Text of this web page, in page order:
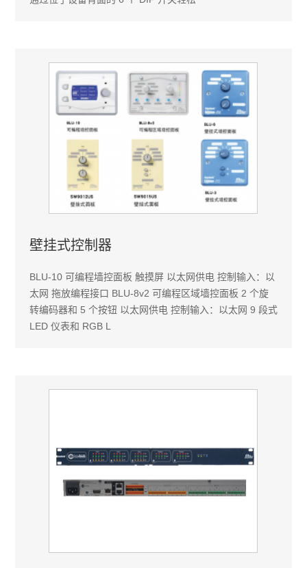
壁挂式控制器
BLU-10 可编程墙控面板 触摸屏 以太网供电 控制输入：以
太网 拖放编程接口 BLU-8v2 可编程区域墙控面板 2 个旋
转编码器和 5 个按钮 以太网供电 控制输入：以太网 9 段式
LED 仪表和 RGB L